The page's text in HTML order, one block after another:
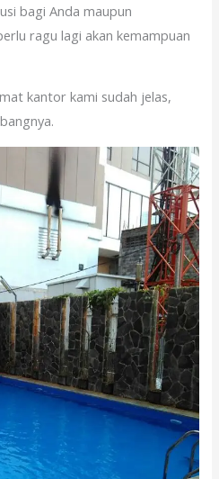
bagi Anda maupun
ragu lagi akan kemampuan
kantor kami sudah jelas,